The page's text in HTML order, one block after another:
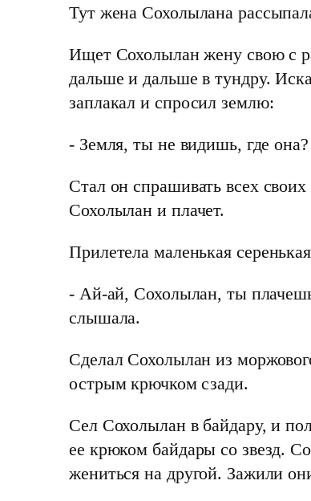
Тут жена Сохолылана
Ищет Сохолылан жену свою с
дальше и дальше в тундру.
заплакал и спросил землю:
- Земля, ты не видишь, где
Стал он спрашивать всех
Сохолылан и плачет.
Прилетела маленькая
- Ай-ай, Сохолылан, ты
слышала.
Сделал Сохолылан из
острым крючком сзади.
Сел Сохолылан в байдару, и
ее крюком байдары со звезд.
жениться на другой. Зажили